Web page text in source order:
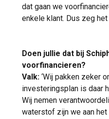
dat gaan we
enkele klant. Dus zeg
Doen jullie dat bij
voorfinancieren?
Valk: ‘Wij pakken zeker
investeringsplan is daar
Wij nemen
waterstof zijn we aan